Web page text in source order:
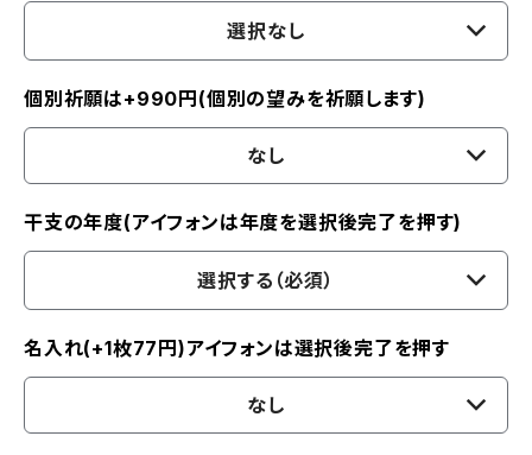
選択なし
個別祈願は+990円(個別の望みを祈願します)
なし
干支の年度(アイフォンは年度を選択後完了を押す)
選択する（必須）
名入れ(+1枚77円)アイフォンは選択後完了を押す
なし